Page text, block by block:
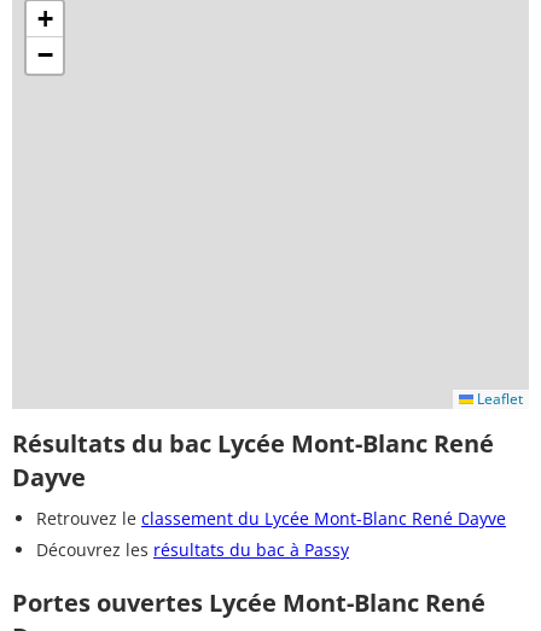
+
−
Leaflet
Résultats du bac Lycée Mont-Blanc René
Dayve
Retrouvez le classement du Lycée Mont-Blanc René Dayve
Découvrez les résultats du bac à Passy
Portes ouvertes Lycée Mont-Blanc René